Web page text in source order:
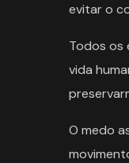
evitar o
Todos os
vida
O medo